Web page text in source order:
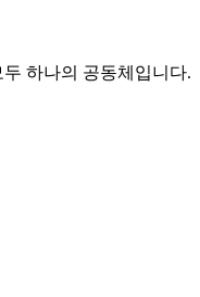
하나의 공동체입니다.